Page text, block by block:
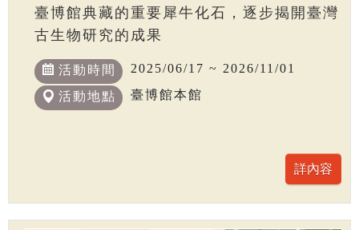
臺博館典藏的重要犀牛化石，逐步揭開臺灣
古生物研究的成果
活動時間 2025/06/17 ~ 2026/11/01
活動地點 臺博館本館